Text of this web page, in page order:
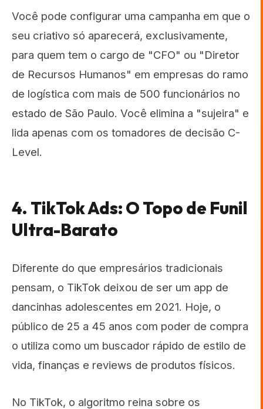
Você pode configurar uma campanha em que o
seu criativo só aparecerá, exclusivamente,
para quem tem o cargo de "CFO" ou "Diretor
de Recursos Humanos" em empresas do ramo
de logística com mais de 500 funcionários no
estado de São Paulo. Você elimina a "sujeira" e
lida apenas com os tomadores de decisão C-
Level.
4. TikTok Ads: O Topo de Funil
Ultra-Barato
Diferente do que empresários tradicionais
pensam, o TikTok deixou de ser um app de
dancinhas adolescentes em 2021. Hoje, o
público de 25 a 45 anos com poder de compra
o utiliza como um buscador rápido de estilo de
vida, finanças e reviews de produtos físicos.
No TikTok, o algoritmo reina sobre os